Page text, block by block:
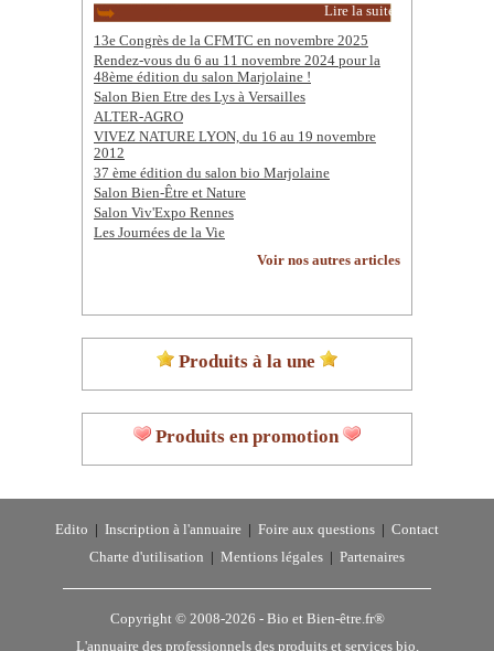
Lire la suite
13e Congrès de la CFMTC en novembre 2025
Rendez-vous du 6 au 11 novembre 2024 pour la
48ème édition du salon Marjolaine !
Salon Bien Etre des Lys à Versailles
ALTER-AGRO
VIVEZ NATURE LYON, du 16 au 19 novembre
2012
37 ème édition du salon bio Marjolaine
Salon Bien-Être et Nature
Salon Viv'Expo Rennes
Les Journées de la Vie
Voir nos autres articles
Produits à la une
Produits en promotion
Edito Inscription à l'annuaire Foire aux questions
Contact
Charte d'utilisation
Mentions légales Partenaires
Copyright © 2008-2026 - Bio et Bien-être.fr®
L'annuaire des professionnels des produits et services bio,